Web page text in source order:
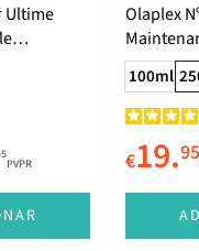
Ultime
PVPR
Olaplex
250ml
100ml
€19.95